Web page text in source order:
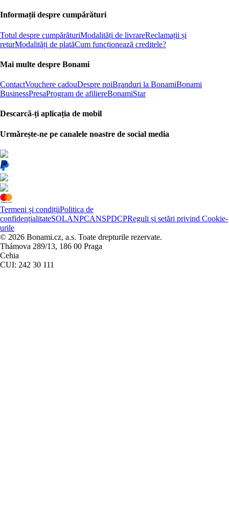
Informații despre cumpărături
Totul despre cumpărăturiModalități de livrareReclamații și
returModalități de platăCum funcționează creditele?
Mai multe despre Bonami
ContactVouchere cadouDespre noiBranduri la BonamiBonami
BusinessPresaProgram de afiliereBonamiStar
Descarcă-ți aplicația de mobil
Urmărește-ne pe canalele noastre de social media
Termeni și condițiiPolitica de
confidențialitateSOLANPCANSPDCPReguli și setări privind Cookie-
urile
© 2026 Bonami.cz, a.s. Toate drepturile rezervate.
Thámova 289/13, 186 00 Praga
Cehia
CUI: 242 30 111